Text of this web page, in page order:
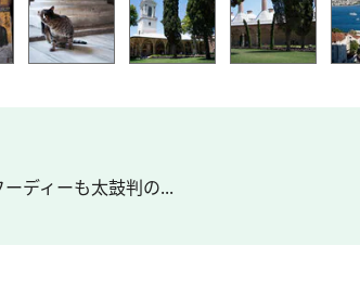
ディーも太鼓判の...